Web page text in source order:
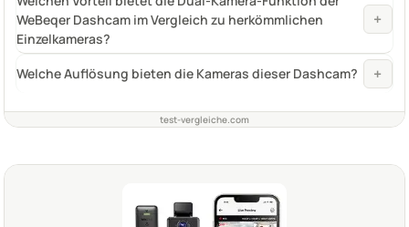
WeBeqer Dashcam im Vergleich zu herkömmlichen
Einzelkameras?
+
Welche Auflösung bieten die Kameras dieser Dashcam? +
test-vergleiche.com